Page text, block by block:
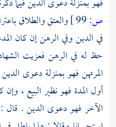
ص:
والعتق والطلاق
في الدين وفي الرهن إن كان
حظ له في الرهن فعزيت
المرتهن فهو بمنزلة دعوى
أول المدة فهو نظير البيع ،
الآخر فهو دعوى الدين . قال :